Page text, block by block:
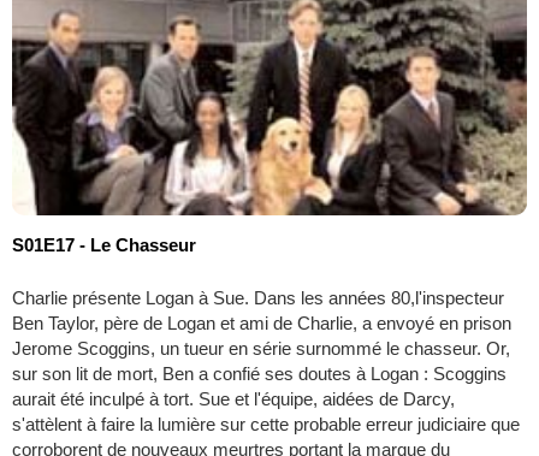
S01E17 - Le Chasseur
Charlie présente Logan à Sue. Dans les années 80,l'inspecteur
Ben Taylor, père de Logan et ami de Charlie, a envoyé en prison
Jerome Scoggins, un tueur en série surnommé le chasseur. Or,
sur son lit de mort, Ben a confié ses doutes à Logan : Scoggins
aurait été inculpé à tort. Sue et l'équipe, aidées de Darcy,
s'attèlent à faire la lumière sur cette probable erreur judiciaire que
corroborent de nouveaux meurtres portant la marque du